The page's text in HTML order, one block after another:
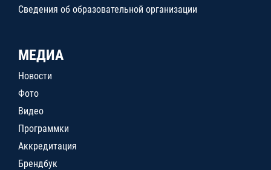
Сведения об образовательной организации
МЕДИА
Новости
Фото
Видео
Программки
Аккредитация
Брендбук